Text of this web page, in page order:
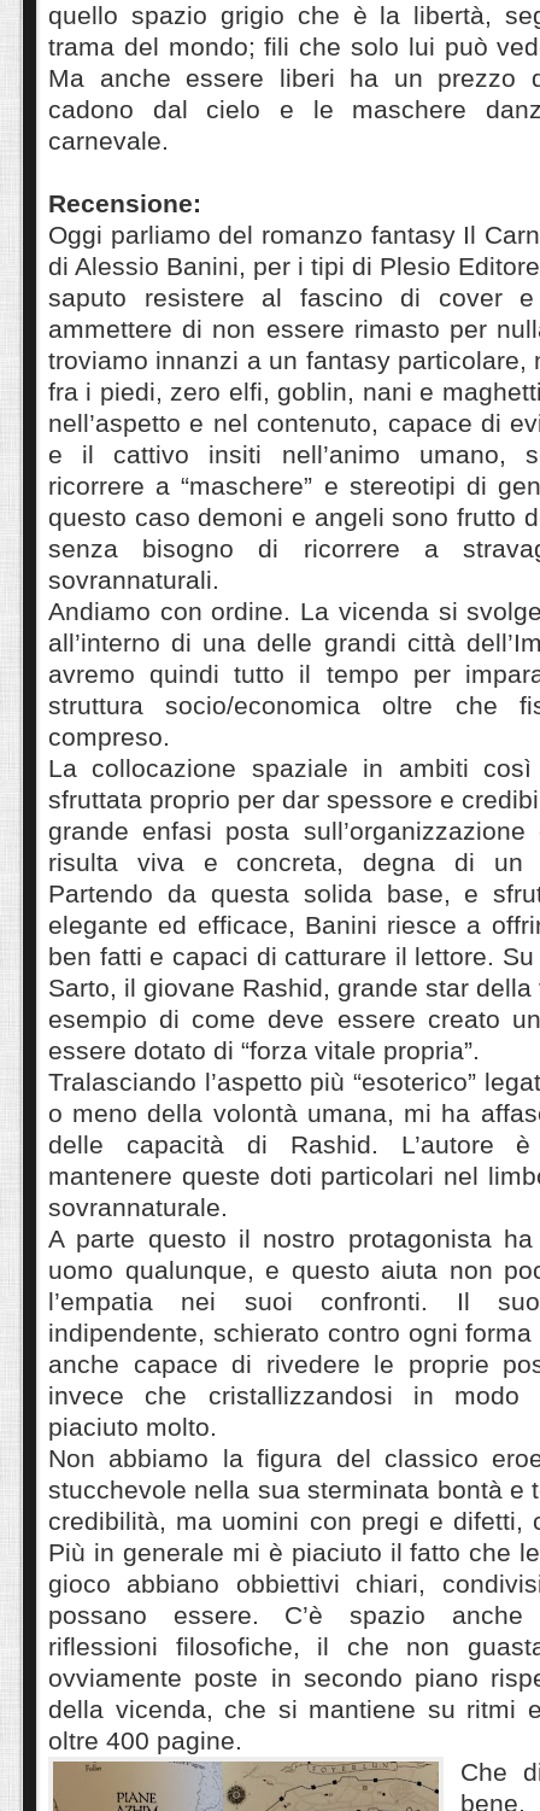
quello spazio grigio che è la libertà,
trama del mondo; fili che solo lui può
Ma anche essere liberi ha un prezzo
cadono dal cielo e le maschere
carnevale.
Recensione:
Oggi parliamo del romanzo fantasy Il
di Alessio Banini, per i tipi di Plesio
saputo resistere al fascino di cover
ammettere di non essere rimasto per
troviamo innanzi a un fantasy particolare,
fra i piedi, zero elfi, goblin, nani e
nell’aspetto e nel contenuto, capace di
e il cattivo insiti nell’animo umano,
ricorrere a “maschere” e stereotipi di
questo caso demoni e angeli sono frutto
senza bisogno di ricorrere a
sovrannaturali.
Andiamo con ordine. La vicenda si
all’interno di una delle grandi città
avremo quindi tutto il tempo per
struttura socio/economica oltre che
compreso.
La collocazione spaziale in ambiti
sfruttata proprio per dar spessore e
grande enfasi posta
risulta viva e concreta, degna di un
Partendo da questa solida base, e
elegante ed efficace, Banini riesce a
ben fatti e capaci di catturare il lettore.
Sarto, il giovane Rashid, grande star
esempio di come deve essere creato
essere dotato di “forza vitale propria”.
Tralasciando l’aspetto più “esoterico”
o meno della volontà umana, mi ha
delle capacità di Rashid. L’autore
mantenere queste doti particolari nel
sovrannaturale.
A parte questo il nostro protagonista
uomo qualunque, e questo aiuta non
l’empatia nei suoi confronti. Il
indipendente, schierato contro ogni
anche capace di rivedere le proprie
invece che cristallizzandosi in
piaciuto molto.
Non abbiamo la figura del classico
stucchevole nella sua sterminata bontà e
credibilità, ma uomini con pregi e difetti,
Più in generale mi è piaciuto il fatto che
gioco abbiano obbiettivi chiari,
possano essere. C’è spazio anche
riflessioni filosofiche, il che non
ovviamente poste in secondo piano
della vicenda, che si mantiene su ritmi
oltre 400 pagine.
Che